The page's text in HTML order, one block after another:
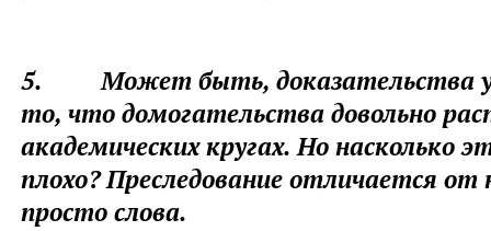
5. Может быть, доказательства
то, что домогательства довольно
академических кругах. Но насколько
плохо? Преследование отличается от
просто слова.